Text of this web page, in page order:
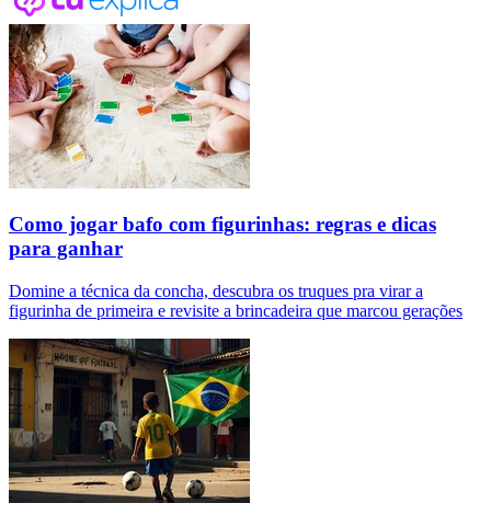
Como jogar bafo com figurinhas: regras e dicas
para ganhar
Domine a técnica da concha, descubra os truques pra virar a
figurinha de primeira e revisite a brincadeira que marcou gerações